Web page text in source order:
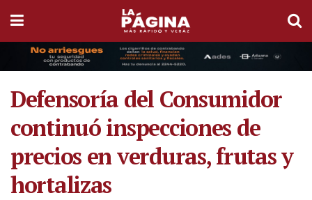
Defensoría del Consumidor
continuó inspecciones de
precios en verduras, frutas y
hortalizas